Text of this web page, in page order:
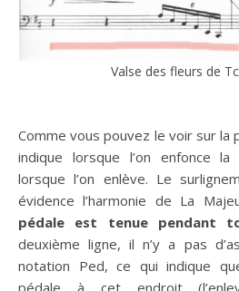
Valse des fleurs de
Comme vous pouvez le voir sur la
indique lorsque l’on enfonce la
lorsque l’on enlève. Le
évidence l’harmonie de La
pédale est tenue pendant
deuxième ligne, il n’y a pas
notation Ped, ce qui indique
pédale à cet endroit